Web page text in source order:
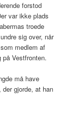
forstod
var ikke plads
troede
sig over, når
medlem af
Vestfronten.
må have
gjorde, at han